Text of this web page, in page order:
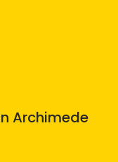
Archimede